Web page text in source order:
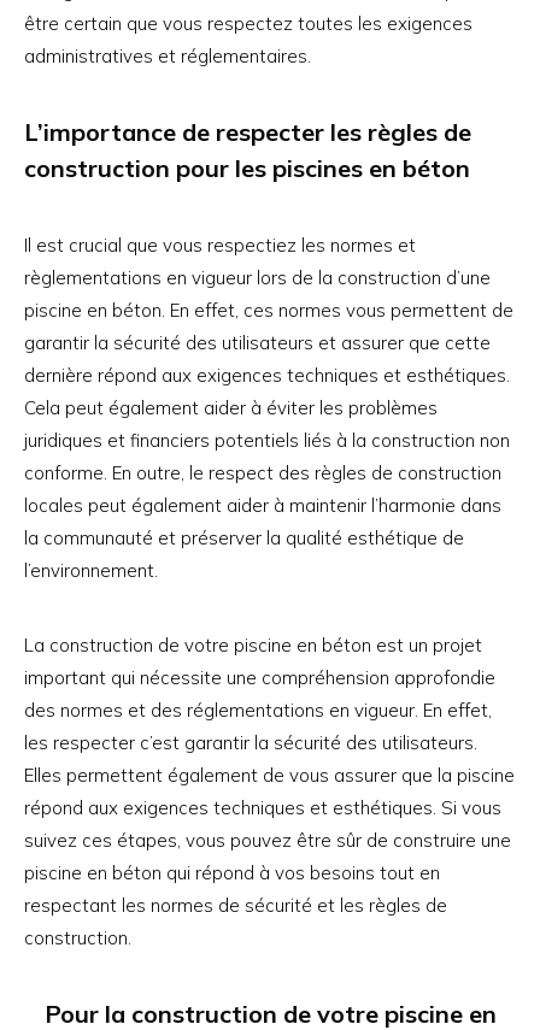
être certain que vous respectez toutes les exigences
administratives et réglementaires.
L’importance de respecter les règles de
construction pour les piscines en béton
Il est crucial que vous respectiez les normes et
règlementations en vigueur lors de la construction d’une
piscine en béton. En effet, ces normes vous permettent de
garantir la sécurité des utilisateurs et assurer que cette
dernière répond aux exigences techniques et esthétiques.
Cela peut également aider à éviter les problèmes
juridiques et financiers potentiels liés à la construction non
conforme. En outre, le respect des règles de construction
locales peut également aider à maintenir l’harmonie dans
la communauté et préserver la qualité esthétique de
l’environnement.
La construction de votre piscine en béton est un projet
important qui nécessite une compréhension approfondie
des normes et des réglementations en vigueur. En effet,
les respecter c’est garantir la sécurité des utilisateurs.
Elles permettent également de vous assurer que la piscine
répond aux exigences techniques et esthétiques. Si vous
suivez ces étapes, vous pouvez être sûr de construire une
piscine en béton qui répond à vos besoins tout en
respectant les normes de sécurité et les règles de
construction.
Pour la construction de votre piscine en